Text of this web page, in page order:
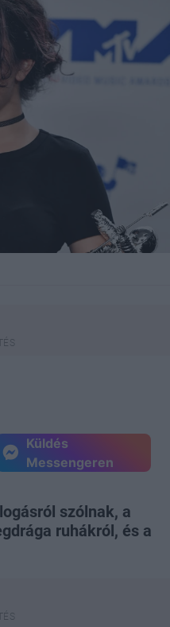
Küldés
Messengeren
szólnak, a
ruhákról, és a